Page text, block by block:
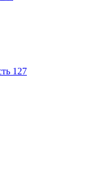
127